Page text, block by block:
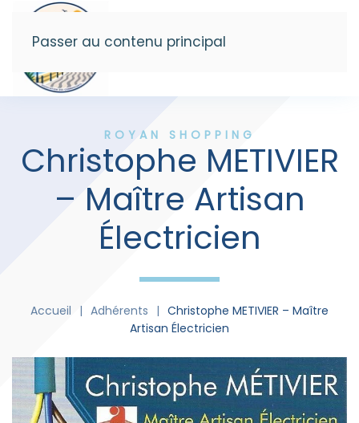
Passer au contenu principal
ROYAN SHOPPING
Christophe METIVIER
– Maître Artisan
Électricien
Accueil Adhérents
Christophe METIVIER – Maître
Artisan Électricien